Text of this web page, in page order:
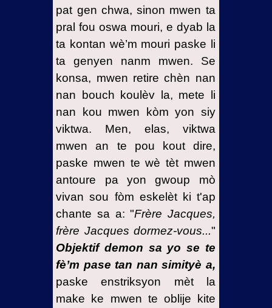
pat gen chwa, sinon mwen ta
pral fou oswa mouri, e dyab la
ta kontan wè’m mouri paske li
ta genyen nanm mwen. Se
konsa, mwen retire chèn nan
nan bouch koulèv la, mete li
nan kou mwen kòm yon siy
viktwa. Men, elas, viktwa
mwen an te pou kout dire,
paske mwen te wè tèt mwen
antoure pa yon gwoup mò
vivan sou fòm eskelèt ki t'ap
chante sa a: "Frère Jacques,
frère Jacques dormez-vous..."
Objektif demon sa yo se te
fè’m pase tan nan simityè a,
paske enstriksyon mèt la
make ke mwen te oblije kite